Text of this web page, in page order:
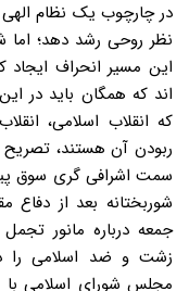
در چارچوب یک نظام الهی
نظر روحی رشد دهد؛ اما
این مسیر انحراف
اند که همگان باید در
که انقلاب اسلامی،
ربودن آن هستند،
سمت اشرافی گری سوق
شوربختانه بعد از
جمعه درباره مانور
زشت و ضد اسلامی را
مجلس شورای اسلامی با